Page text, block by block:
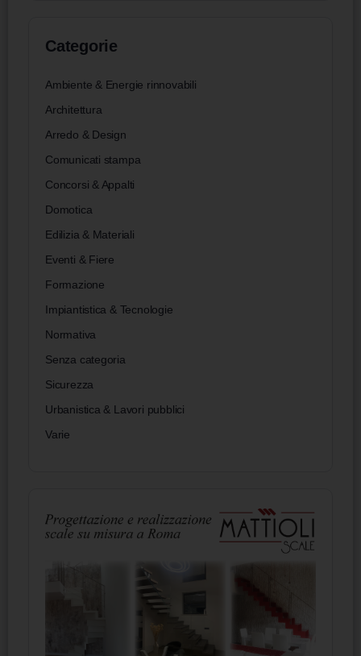
Categorie
Ambiente & Energie rinnovabili
Architettura
Arredo & Design
Comunicati stampa
Concorsi & Appalti
Domotica
Edilizia & Materiali
Eventi & Fiere
Formazione
Impiantistica & Tecnologie
Normativa
Senza categoria
Sicurezza
Urbanistica & Lavori pubblici
Varie